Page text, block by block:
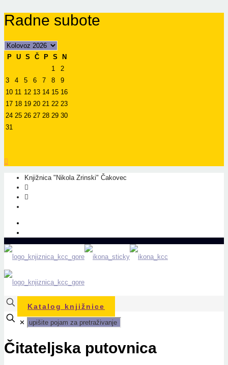
Radne subote
P U S Č P S
N
1
2
3
4 5 6 7 8
9
10 11 12 13 14 15 16
17 18 19 20 21 22 23
24 25 26 27 28 29 30
31
Knjižnica "Nikola Zrinski" Čakovec
Katalog knjižnice
✕
Čitateljska putovnica